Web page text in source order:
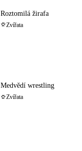
Roztomilá žirafa
Zvířata
Medvědí wrestling
Zvířata